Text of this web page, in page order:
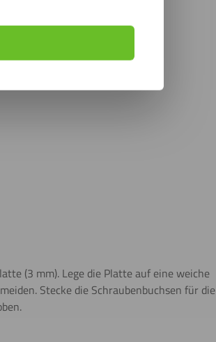
(3 mm). Lege die Platte auf eine weiche
Stecke die Schraubenbuchsen für die